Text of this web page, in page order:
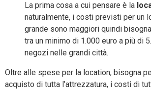
La prima cosa a cui pensare è la
naturalmente, i costi previsti per un
grande sono maggiori quindi
tra un minimo di 1.000 euro a più di
negozi nelle grandi città.
Oltre alle spese per la location, bisogna
acquisto di tutta l’attrezzatura, i costi di